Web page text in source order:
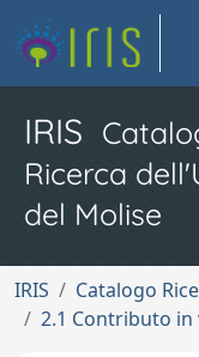
IRIS
Ricerca
del Molise
IRIS Catalogo
2.1 Contributo in